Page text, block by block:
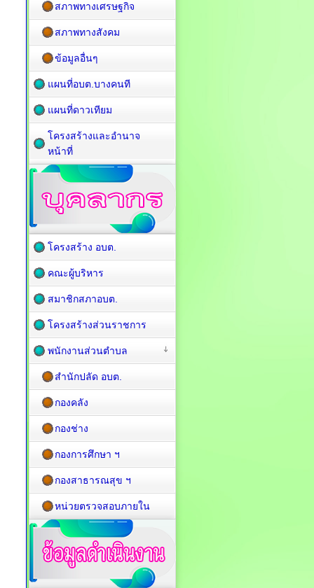
สภาพทางเศรษฐกิจ
สภาพทางสังคม
ข้อมูลอื่นๆ
แผนที่อบต.บางคนที
แผนที่ดาวเทียม
โครงสร้างและอำนาจ
หน้าที่
โครงสร้าง อบต.
คณะผู้บริหาร
สมาชิกสภาอบต.
โครงสร้างส่วนราชการ
พนักงานส่วนตำบล
สำนักปลัด อบต.
กองคลัง
กองช่าง
กองการศึกษา ฯ
กองสาธารณสุข ฯ
หน่วยตรวจสอบภายใน